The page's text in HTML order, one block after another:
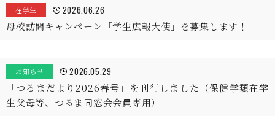
在学生 2026.06.26
母校訪問キャンペーン「学生広報大使」を募集します！
お知らせ 2026.05.29
「つるまだより2026春号」を刊行しました（保健学類在学
生父母等、つるま同窓会会員専用）